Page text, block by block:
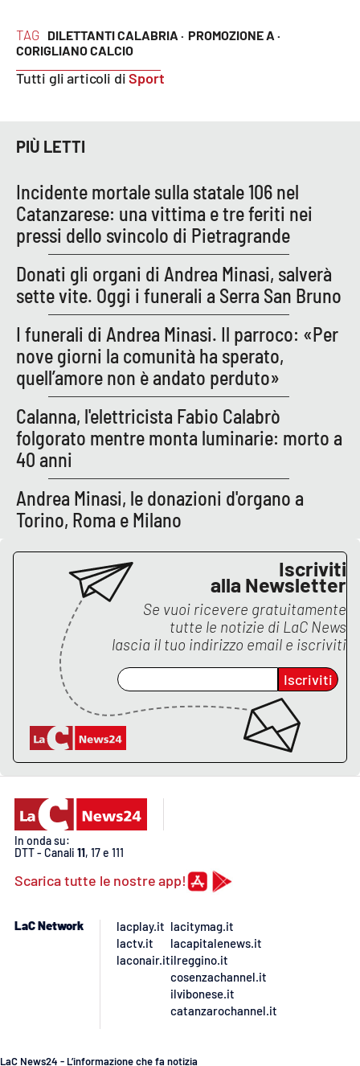
Buona Sanità Calabria
LACALABRIAVISIONE
Food
Storie
NETWORK
Lacplay.it
Lactv.it
Laconair.it
Lacitymag.it
Lacapitalenews.it
Ilreggino.it
Cosenzachannel.it
Ilvibonese.it
Catanzarochannel.it
APP
Android
Apple
TAG DILETTANTI CALABRIA · PROMOZIONE A ·
CORIGLIANO CALCIO
Tutti gli articoli diSport
PIÙ LETTI
Incidente mortale sulla statale 106 nel
Catanzarese: una vittima e tre feriti nei
pressi dello svincolo di Pietragrande
Donati gli organi di Andrea Minasi, salverà
sette vite. Oggi i funerali a Serra San Bruno
I funerali di Andrea Minasi. Il parroco: «Per
nove giorni la comunità ha sperato,
quell’amore non è andato perduto»
Calanna, l'elettricista Fabio Calabrò
folgorato mentre monta luminarie: morto a
40 anni
Andrea Minasi, le donazioni d'organo a
Torino, Roma e Milano
Iscriviti
alla Newsletter
Se vuoi ricevere gratuitamente
tutte le notizie di LaC News
lascia il tuo indirizzo email e iscriviti
Iscriviti
In onda su:
DTT - Canali 11, 17 e 111
Scarica tutte le nostre app!
LaC Network
lacplay.it
lactv.it
laconair.it
lacitymag.it
lacapitalenews.it
ilreggino.it
cosenzachannel.it
ilvibonese.it
catanzarochannel.it
LaC News24 - L’informazione che fa notizia